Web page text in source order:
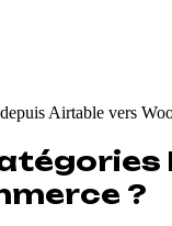
Airtable vers
?